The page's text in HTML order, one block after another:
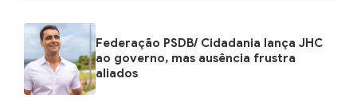
Federação PSDB/ Cidadania lança JHC
ao governo, mas ausência frustra
aliados